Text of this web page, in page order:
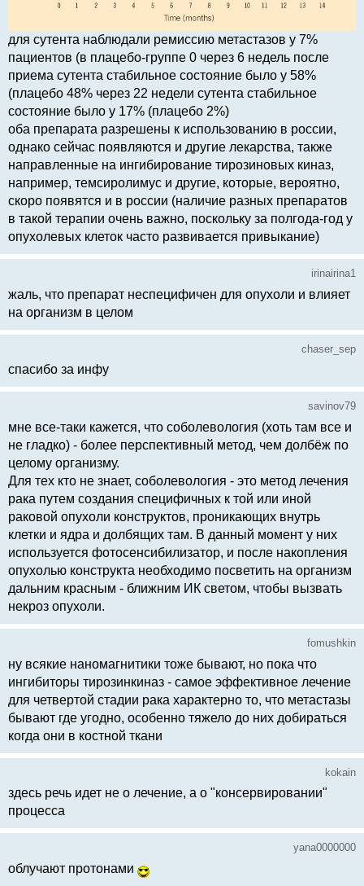
для сутента наблюдали ремиссию метастазов у 7%
пациентов (в плацебо-группе 0 через 6 недель после
приема сутента стабильное состояние было у 58%
(плацебо 48% через 22 недели сутента стабильное
состояние было у 17% (плацебо 2%)
оба препарата разрешены к использованию в россии,
однако сейчас появляются и другие лекарства, также
направленные на ингибирование тирозиновых киназ,
например, темсиролимус и другие, которые, вероятно,
скоро появятся и в россии (наличие разных препаратов
в такой терапии очень важно, поскольку за полгода-год у
опухолевых клеток часто развивается привыкание)
irinairina1
жаль, что препарат неспецифичен для опухоли и влияет
на организм в целом
chaser_sep
cпасибо за инфу
savinov79
мне все-таки кажется, что соболевология (хоть там все и
не гладко) - более перспективный метод, чем долбёж по
целому организму.
Для тех кто не знает, соболевология - это метод лечения
рака путем создания специфичных к той или иной
раковой опухоли конструктов, проникающих внутрь
клетки и ядра и долбящих там. В данный момент у них
используется фотосенсибилизатор, и после накопления
опухолью конструкта необходимо посветить на организм
дальним красным - ближним ИК светом, чтобы вызвать
некроз опухоли.
fomushkin
ну всякие наномагнитики тоже бывают, но пока что
ингибиторы тирозинкиназ - самое эффективное лечение
для четвертой стадии рака характерно то, что метастазы
бывают где угодно, особенно тяжело до них добираться
когда они в костной ткани
kokain
здесь речь идет не о лечение, а о "консервировании"
процесса
yana0000000
облучают протонами